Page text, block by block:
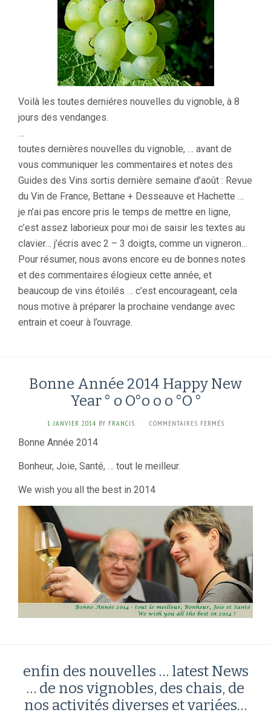
Voilà les toutes derniéres nouvelles du vignoble, à 8
jours des vendanges.
…
toutes dernières nouvelles du vignoble, … avant de
vous communiquer les commentaires et notes des
Guides des Vins sortis dernière semaine d’août : Revue
du Vin de France, Bettane + Desseauve et Hachette …
je n’ai pas encore pris le temps de mettre en ligne,
c’est assez laborieux pour moi de saisir les textes au
clavier… j’écris avec 2 – 3 doigts, comme un vigneron…
Pour résumer, nous avons encore eu de bonnes notes
et des commentaires élogieux cette année, et
beaucoup de vins étoilés … c’est encourageant, cela
nous motive à préparer la prochaine vendange avec
entrain et coeur à l’ouvrage.
Bonne Année 2014 Happy New
Year ° o O°o o o °O °
1 JANVIER 2014 BY FRANCIS · COMMENTAIRES FERMÉSSUR
O°O
O
O
°O
°
Bonne Année 2014
Bonheur, Joie, Santé, … tout le meilleur.
We wish you all the best in 2014
enfin des nouvelles … latest News
… de nos vignobles, des chais, de
nos activités diverses et variées…